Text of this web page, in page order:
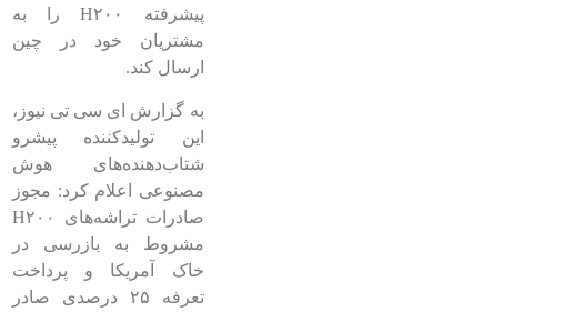
پیشرفته H۲۰۰ را به
مشتریان خود در چین
ارسال کند.
به گزارش ای سی تی نیوز،
این تولیدکننده پیشرو
شتاب‌دهنده‌های هوش
مصنوعی اعلام کرد: مجوز
صادرات تراشه‌های H۲۰۰
مشروط به بازرسی در
خاک آمریکا و پرداخت
تعرفه ۲۵ درصدی صادر